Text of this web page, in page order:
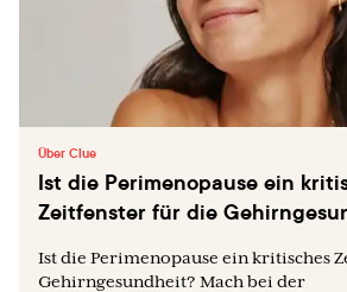
Über Clue
Ist die Perimenopause ein
Zeitfenster für die
Ist die Perimenopause ein kritisches
Gehirngesundheit? Mach bei der